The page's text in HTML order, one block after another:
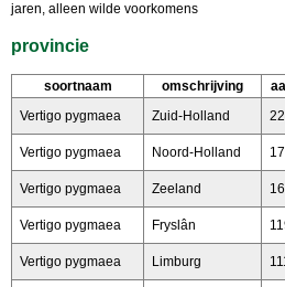
jaren, alleen wilde voorkomens
provincie
soortnaam omschrijving
Vertigo pygmaea
Zuid-Holland
Vertigo pygmaea Noord-Holland
Vertigo pygmaea Zeeland
Vertigo pygmaea Fryslân
Vertigo pygmaea Limburg